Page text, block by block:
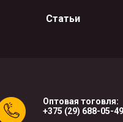
Статьи
Оптовая тоговля:
+375 (29) 688-05-49